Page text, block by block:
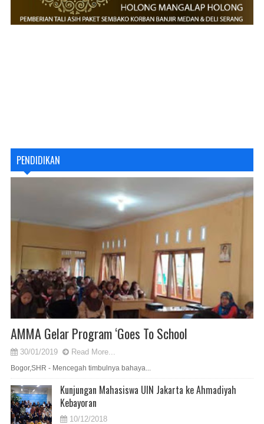
PENDIDIKAN
AMMA Gelar Program ‘Goes To School
30/01/2019 Read More...
Bogor,SHR - Mencegah timbulnya bahaya...
Kunjungan Mahasiswa UIN Jakarta ke Ahmadiyah
Kebayoran
10/12/2018